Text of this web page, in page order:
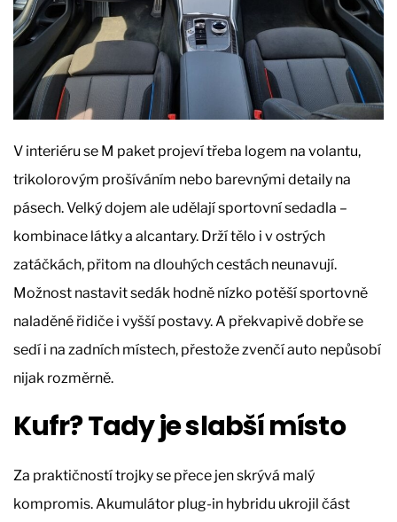
V interiéru se M paket projeví třeba logem na volantu,
trikolorovým prošíváním nebo barevnými detaily na
pásech. Velký dojem ale udělají sportovní sedadla –
kombinace látky a alcantary. Drží tělo i v ostrých
zatáčkách, přitom na dlouhých cestách neunavují.
Možnost nastavit sedák hodně nízko potěší sportovně
naladěné řidiče i vyšší postavy. A překvapivě dobře se
sedí i na zadních místech, přestože zvenčí auto nepůsobí
nijak rozměrně.
Kufr? Tady je slabší místo
Za praktičností trojky se přece jen skrývá malý
kompromis. Akumulátor plug-in hybridu ukrojil část